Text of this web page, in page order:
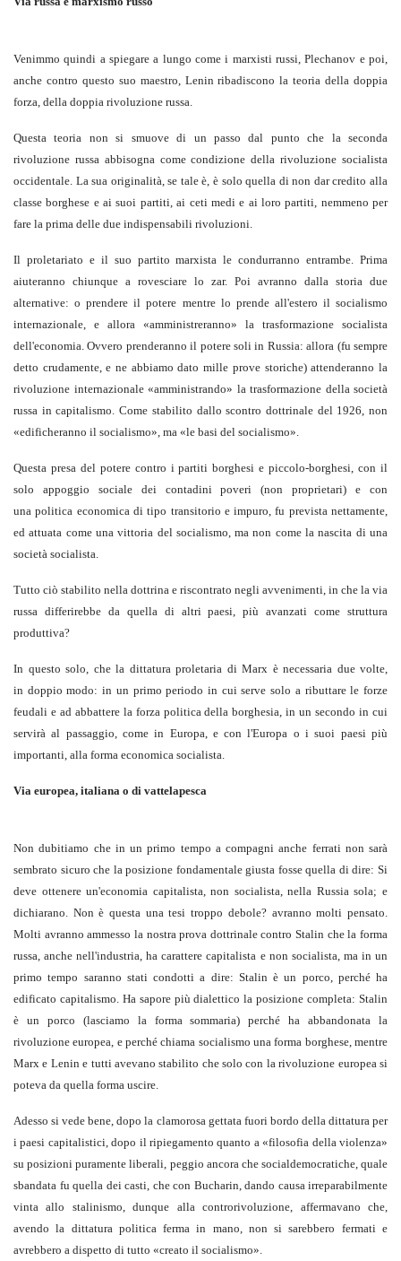
Venimmo quindi a spiegare a lungo come i marxisti russi, Plechanov e poi,
anche contro questo suo maestro, Lenin ribadiscono la teoria della doppia
forza, della doppia rivoluzione russa.
Questa teoria non si smuove di un passo dal punto che la seconda
rivoluzione russa abbisogna come condizione della rivoluzione socialista
occidentale. La sua originalità, se tale è, è solo quella di non dar credito alla
classe borghese e ai suoi partiti, ai ceti medi e ai loro partiti, nemmeno per
fare la prima delle due indispensabili rivoluzioni.
Il proletariato e il suo partito marxista le condurranno entrambe. Prima
aiuteranno chiunque a rovesciare lo zar. Poi avranno dalla storia due
alternative: o prendere il potere mentre lo prende all'estero il socialismo
internazionale, e allora «amministreranno» la trasformazione socialista
dell'economia. Ovvero prenderanno il potere soli in Russia: allora (fu sempre
detto crudamente, e ne abbiamo dato mille prove storiche) attenderanno la
rivoluzione internazionale «amministrando» la trasformazione della società
russa in capitalismo. Come stabilito dallo scontro dottrinale del 1926, non
«edificheranno il socialismo», ma «le basi del socialismo».
Questa presa del potere contro i partiti borghesi e piccolo-borghesi, con il
solo appoggio sociale dei contadini poveri (non proprietari) e con
una politica economica di tipo transitorio e impuro, fu prevista nettamente,
ed attuata come una vittoria del socialismo, ma non come la nascita di una
società socialista.
Tutto ciò stabilito nella dottrina e riscontrato negli avvenimenti, in che la via
russa differirebbe da quella di altri paesi, più avanzati come struttura
produttiva?
In questo solo, che la dittatura proletaria di Marx è necessaria due volte,
in doppio modo: in un primo periodo in cui serve solo a ributtare le forze
feudali e ad abbattere la forza politica della borghesia, in un secondo in cui
servirà al passaggio, come in Europa, e con l'Europa o i suoi paesi più
importanti, alla forma economica socialista.
Via europea, italiana o di vattelapesca
Non dubitiamo che in un primo tempo a compagni anche ferrati non sarà
sembrato sicuro che la posizione fondamentale giusta fosse quella di dire: Si
deve ottenere un'economia capitalista, non socialista, nella Russia sola; e
dichiarano. Non è questa una tesi troppo debole? avranno molti pensato.
Molti avranno ammesso la nostra prova dottrinale contro Stalin che la forma
russa, anche nell'industria, ha carattere capitalista e non socialista, ma in un
primo tempo saranno stati condotti a dire: Stalin è un porco, perché ha
edificato capitalismo. Ha sapore più dialettico la posizione completa: Stalin
è un porco (lasciamo la forma sommaria) perché ha abbandonata la
rivoluzione europea, e perché chiama socialismo una forma borghese, mentre
Marx e Lenin e tutti avevano stabilito che solo con la rivoluzione europea si
poteva da quella forma uscire.
Adesso si vede bene, dopo la clamorosa gettata fuori bordo della dittatura per
i paesi capitalistici, dopo il ripiegamento quanto a «filosofia della violenza»
su posizioni puramente liberali, peggio ancora che socialdemocratiche, quale
sbandata fu quella dei casti, che con Bucharin, dando causa irreparabilmente
vinta allo stalinismo, dunque alla controrivoluzione, affermavano che,
avendo la dittatura politica ferma in mano, non si sarebbero fermati e
avrebbero a dispetto di tutto «creato il socialismo».